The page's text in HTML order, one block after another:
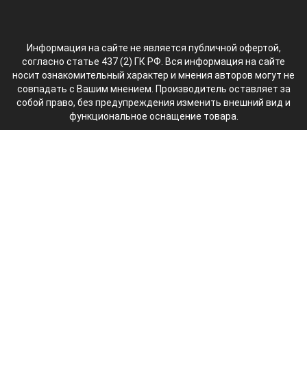
Информация на сайте не является публичной офертой,
согласно статье 437 (2) ГК РФ. Вся информация на сайте
носит ознакомительный характер и мнения авторов могут не
совпадать с Вашим мнением. Производитель оставляет за
собой право, без предупреждения изменить внешний вид и
функциональное оснащение товара.